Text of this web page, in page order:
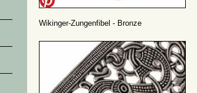
Wikinger-Zungenfibel - Bronze